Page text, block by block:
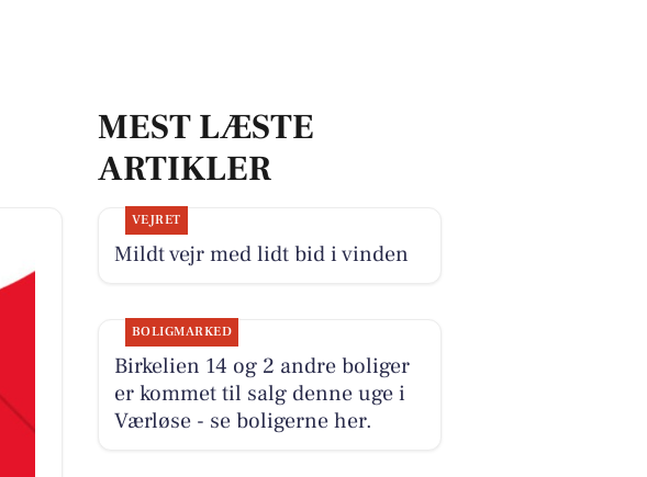
MEST LÆSTE
ARTIKLER
VEJRET
Mildt vejr med lidt bid i vinden
BOLIGMARKED
Birkelien 14 og 2 andre boliger
er kommet til salg denne uge i
Værløse - se boligerne her.